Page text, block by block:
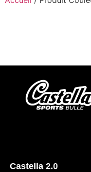
Castella 2.0